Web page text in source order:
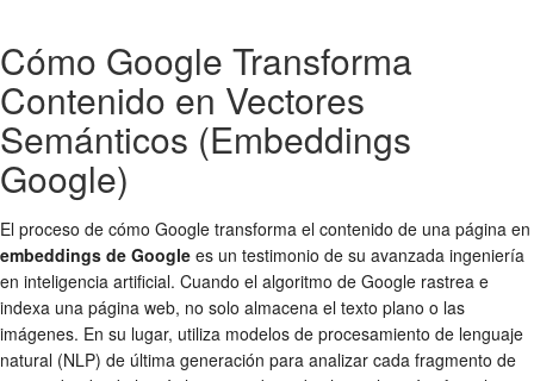
Cómo Google Transforma
Contenido en Vectores
Semánticos (Embeddings
Google)
El proceso de cómo Google transforma el contenido de una página en
embeddings de Google es un testimonio de su avanzada ingeniería
en inteligencia artificial. Cuando el algoritmo de Google rastrea e
indexa una página web, no solo almacena el texto plano o las
imágenes. En su lugar, utiliza modelos de procesamiento de lenguaje
natural (NLP) de última generación para analizar cada fragmento de